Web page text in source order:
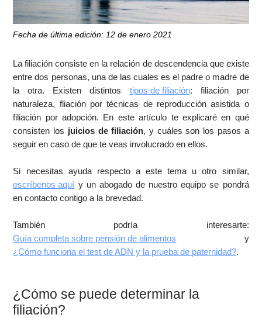
Fecha de última edición: 12 de enero 2021
La filiación consiste en la relación de descendencia que existe
entre dos personas, una de las cuales es el padre o madre de
la otra. Existen distintos tipos de filiación: filiación por
naturaleza, fliación por técnicas de reproducción asistida o
filiación por adopción. En este artículo te explicaré en qué
consisten los juicios de filiación, y cuáles son los pasos a
seguir en caso de que te veas involucrado en ellos.
Si necesitas ayuda respecto a este tema u otro similar,
escríbenos aquí y un abogado de nuestro equipo se pondrá
en contacto contigo a la brevedad.
También podría interesarte:
Guía completa sobre pensión de alimentos y
¿Cómo funciona el test de ADN y la prueba de paternidad?.
¿Cómo se puede determinar la
filiación?